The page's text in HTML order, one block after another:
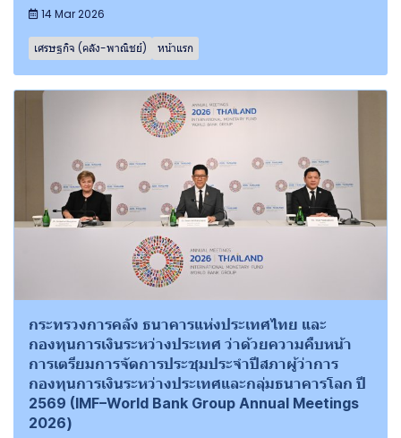
14 Mar 2026
เศรษฐกิจ (คลัง-พาณิชย์) หน้าแรก
กระทรวงการคลัง ธนาคารแห่งประเทศไทย และ
กองทุนการเงินระหว่างประเทศ ว่าด้วยความคืบหน้า
การเตรียมการจัดการประชุมประจำปีสภาผู้ว่าการ
กองทุนการเงินระหว่างประเทศและกลุ่มธนาคารโลก ปี
2569 (IMF–World Bank Group Annual Meetings
2026)